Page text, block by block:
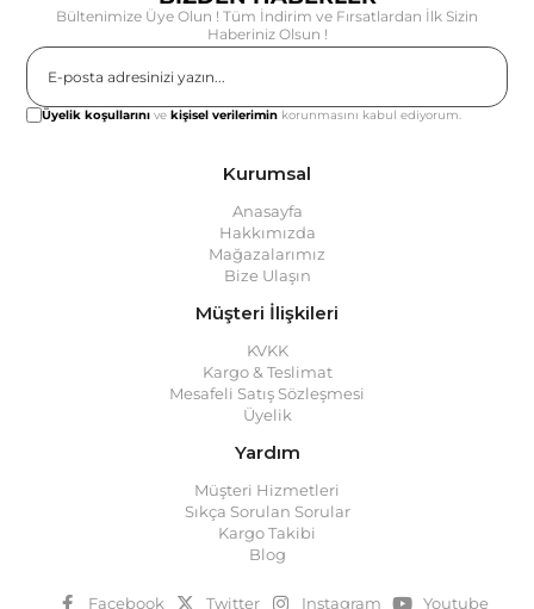
Bültenimize Üye Olun ! Tüm İndirim ve Fırsatlardan İlk Sizin
Haberiniz Olsun !
Üyelik koşullarını vekişisel verilerimin korunmasını kabul ediyorum.
Kurumsal
Anasayfa
Hakkımızda
Mağazalarımız
Bize Ulaşın
Müşteri İlişkileri
KVKK
Kargo & Teslimat
Mesafeli Satış Sözleşmesi
Üyelik
Yardım
Müşteri Hizmetleri
Sıkça Sorulan Sorular
Kargo Takibi
Blog
Facebook Twitter Instagram Youtube